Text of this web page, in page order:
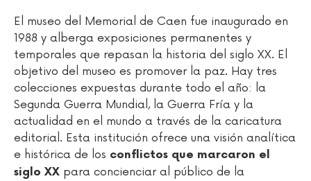
El museo del Memorial de Caen fue inaugurado en
1988 y alberga exposiciones permanentes y
temporales que repasan la historia del siglo XX. El
objetivo del museo es promover la paz. Hay tres
colecciones expuestas durante todo el año: la
Segunda Guerra Mundial, la Guerra Fría y la
actualidad en el mundo a través de la caricatura
editorial. Esta institución ofrece una visión analítica
e histórica de los conflictos que marcaron el
siglo XX para concienciar al público de la